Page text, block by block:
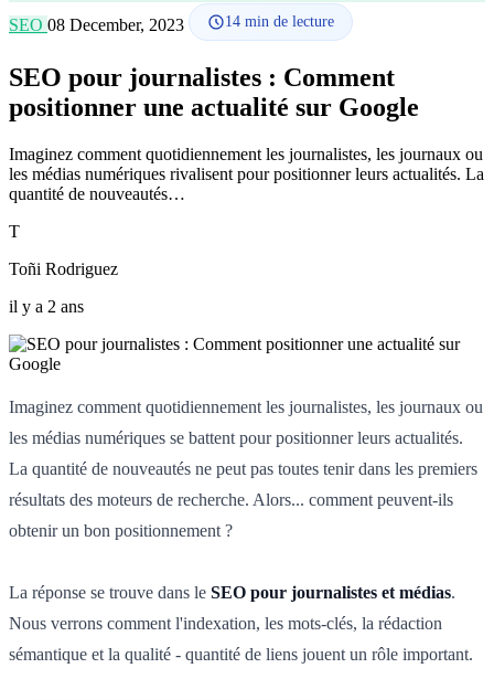
SEO 08 December, 2023 14 min de lecture
SEO pour journalistes : Comment
positionner une actualité sur Google
Imaginez comment quotidiennement les journalistes, les journaux ou
les médias numériques rivalisent pour positionner leurs actualités. La
quantité de nouveautés…
T
Toñi Rodriguez
il y a 2 ans
Imaginez comment quotidiennement les journalistes, les journaux ou
les médias numériques se battent pour positionner leurs actualités.
La quantité de nouveautés ne peut pas toutes tenir dans les premiers
résultats des moteurs de recherche. Alors... comment peuvent-ils
obtenir un bon positionnement ?
La réponse se trouve dans le SEO pour journalistes et médias.
Nous verrons comment l'indexation, les mots-clés, la rédaction
sémantique et la qualité - quantité de liens jouent un rôle important.